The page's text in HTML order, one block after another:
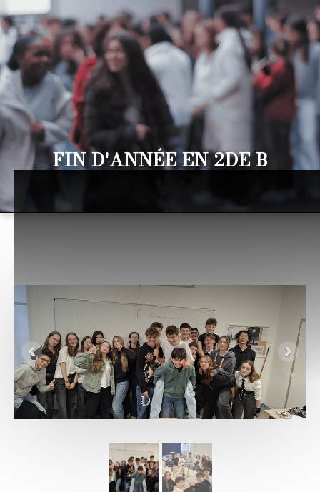
FIN D'ANNÉE EN 2DE B